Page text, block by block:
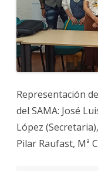
Representación
del SAMA: José
López
Pilar Raufast, Mª